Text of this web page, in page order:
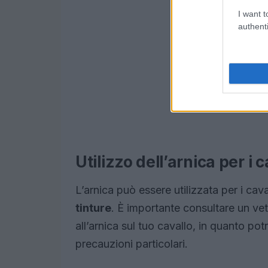
I want
Utilizzo dell’arnica per i
L’arnica può essere utilizzata per i
tinture. È importante consultare un
all’arnica sul tuo cavallo, in quanto
precauzioni particolari.